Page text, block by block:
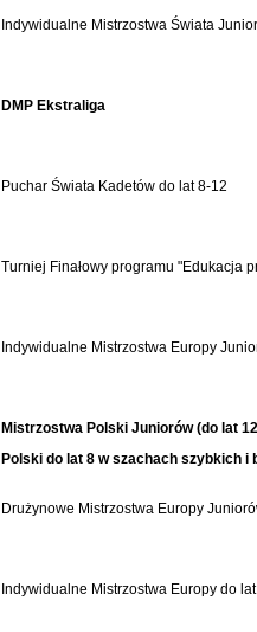
Indywidualne Mistrzostwa Świata
DMP Ekstraliga
Puchar Świata Kadetów do lat 8-12
Turniej Finałowy programu "Edukacja
Indywidualne Mistrzostwa Europy
Mistrzostwa Polski Juniorów (do lat
Polski do lat 8 w szachach szybkich i
Drużynowe Mistrzostwa Europy
Indywidualne Mistrzostwa Europy do